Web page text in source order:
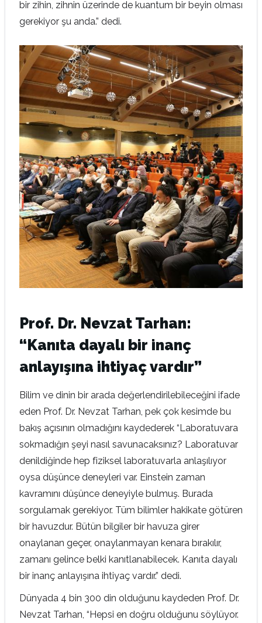
bir zihin, zihnin üzerinde de kuantum bir beyin olması
gerekiyor şu anda.” dedi.
Prof. Dr. Nevzat Tarhan:
“Kanıta dayalı bir inanç
anlayışına ihtiyaç vardır”
Bilim ve dinin bir arada değerlendirilebileceğini ifade
eden Prof. Dr. Nevzat Tarhan, pek çok kesimde bu
bakış açısının olmadığını kaydederek “Laboratuvara
sokmadığın şeyi nasıl savunacaksınız? Laboratuvar
denildiğinde hep fiziksel laboratuvarla anlaşılıyor
oysa düşünce deneyleri var. Einstein zaman
kavramını düşünce deneyiyle bulmuş. Burada
sorgulamak gerekiyor. Tüm bilimler hakikate götüren
bir havuzdur. Bütün bilgiler bir havuza girer
onaylanan geçer, onaylanmayan kenara bırakılır,
zamanı gelince belki kanıtlanabilecek. Kanıta dayalı
bir inanç anlayışına ihtiyaç vardır.” dedi.
Dünyada 4 bin 300 din olduğunu kaydeden Prof. Dr.
Nevzat Tarhan, “Hepsi en doğru olduğunu söylüyor.